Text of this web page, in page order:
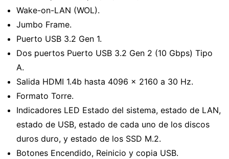
Wake-on-LAN (WOL).
Jumbo Frame.
Puerto USB 3.2 Gen 1.
Dos puertos Puerto USB 3.2 Gen 2 (10 Gbps) Tipo
A.
Salida HDMI 1.4b hasta 4096 x 2160 a 30 Hz.
Formato Torre.
Indicadores LED Estado del sistema, estado de LAN,
estado de USB, estado de cada uno de los discos
duros duro, y estado de los SSD M.2.
Botones Encendido, Reinicio y copia USB.